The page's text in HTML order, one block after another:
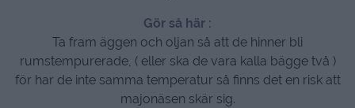
Gör så här :
Ta fram äggen och oljan så att de hinner bli
rumstempurerade, ( eller ska de vara kalla bägge två )
för har de inte samma temperatur så finns det en risk att
majonäsen skär sig.